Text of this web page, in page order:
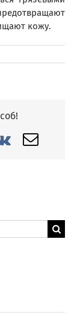
кожу.
Vk Email